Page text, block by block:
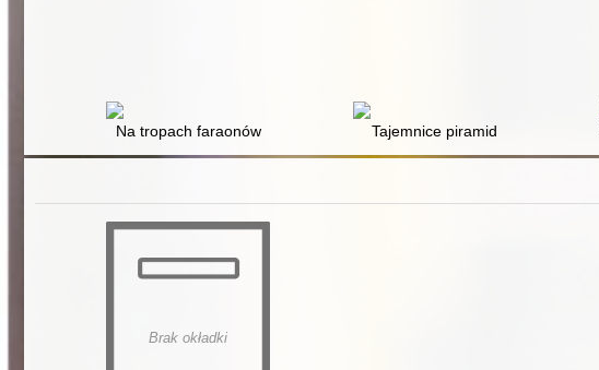
Na tropach faraonów Tajemnice piramid
Brak okładki